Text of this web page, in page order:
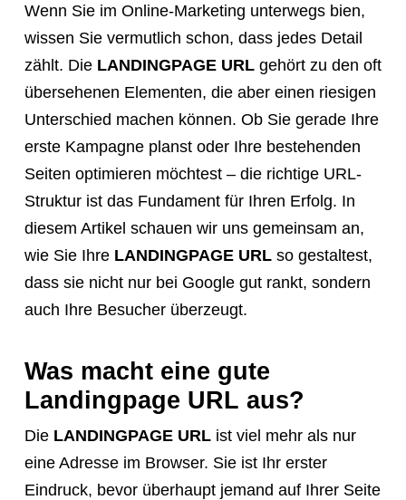
Wenn Sie im Online-Marketing unterwegs bien,
wissen Sie vermutlich schon, dass jedes Detail
zählt. Die LANDINGPAGE URLgehört zu den oft
übersehenen Elementen, die aber einen riesigen
Unterschied machen können. Ob Sie gerade Ihre
erste Kampagne planst oder Ihre bestehenden
Seiten optimieren möchtest – die richtige URL-
Struktur ist das Fundament für Ihren Erfolg. In
diesem Artikel schauen wir uns gemeinsam an,
wie Sie Ihre LANDINGPAGE URLso gestaltest,
dass sie nicht nur bei Google gut rankt, sondern
auch Ihre Besucher überzeugt.
Was macht eine gute
Landingpage URL aus?
Die LANDINGPAGE URList viel mehr als nur
eine Adresse im Browser. Sie ist Ihr erster
Eindruck, bevor überhaupt jemand auf Ihrer Seite
meeting,
consultation,
appointment
with
"Hauptstadt
Homepage"
web
design
NOT